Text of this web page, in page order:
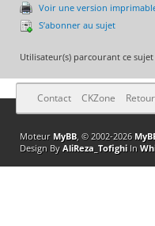
Voir une version
S’abonner au sujet
Utilisateur(s) parcourant ce
Contact CKZone
Moteur MyBB, © 2002-2026
Design By AliReza_TofighiIn